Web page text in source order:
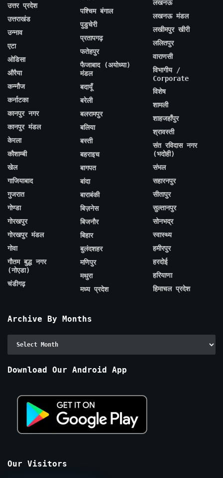
उत्तर प्रदेश
उत्तराखंड
उन्नाव
एटा
ओडिसा
औरैया
कन्नौज
कर्नाटका
कानपुर नगर
कानपुर मंडल
केरला
कौशाम्बी
खेल
गाजियाबाद
गुजरात
गोण्डा
गोरखपुर
गोरखपुर मंडल
गोवा
गौतम बुद्ध नगर
(नोएडा)
चंडीगढ़
पश्चिम बंगाल
पुडुचेरी
प्रतापगढ़
फतेहपुर
फैजाबाद (अयोध्या)
मंडल
बदायूँ
बरेली
बलरामपुर
बलिया
बस्ती
बहराइच
बागपत
बांदा
बाराबंकी
बिज़नेस
बिजनौर
बिहार
बुलंदशहर
मणिपुर
मथुरा
मध्य प्रदेश
लखनऊ
लखनऊ मंडल
लखीमपुर खीरी
ललितपुर
वाराणसी
विभागीय /
Corporate
विशेष
शामली
शाहजहाँपुर
श्रावस्ती
संत रविदास नगर
(भदोही)
संभल
सहारनपुर
सीतापुर
सुल्तानपुर
सोनभद्र
स्वास्थ्य
हमीरपुर
हरदोई
हरियाणा
हिमाचल प्रदेश
Archive By Months
Download Our Android App
Our Visitors